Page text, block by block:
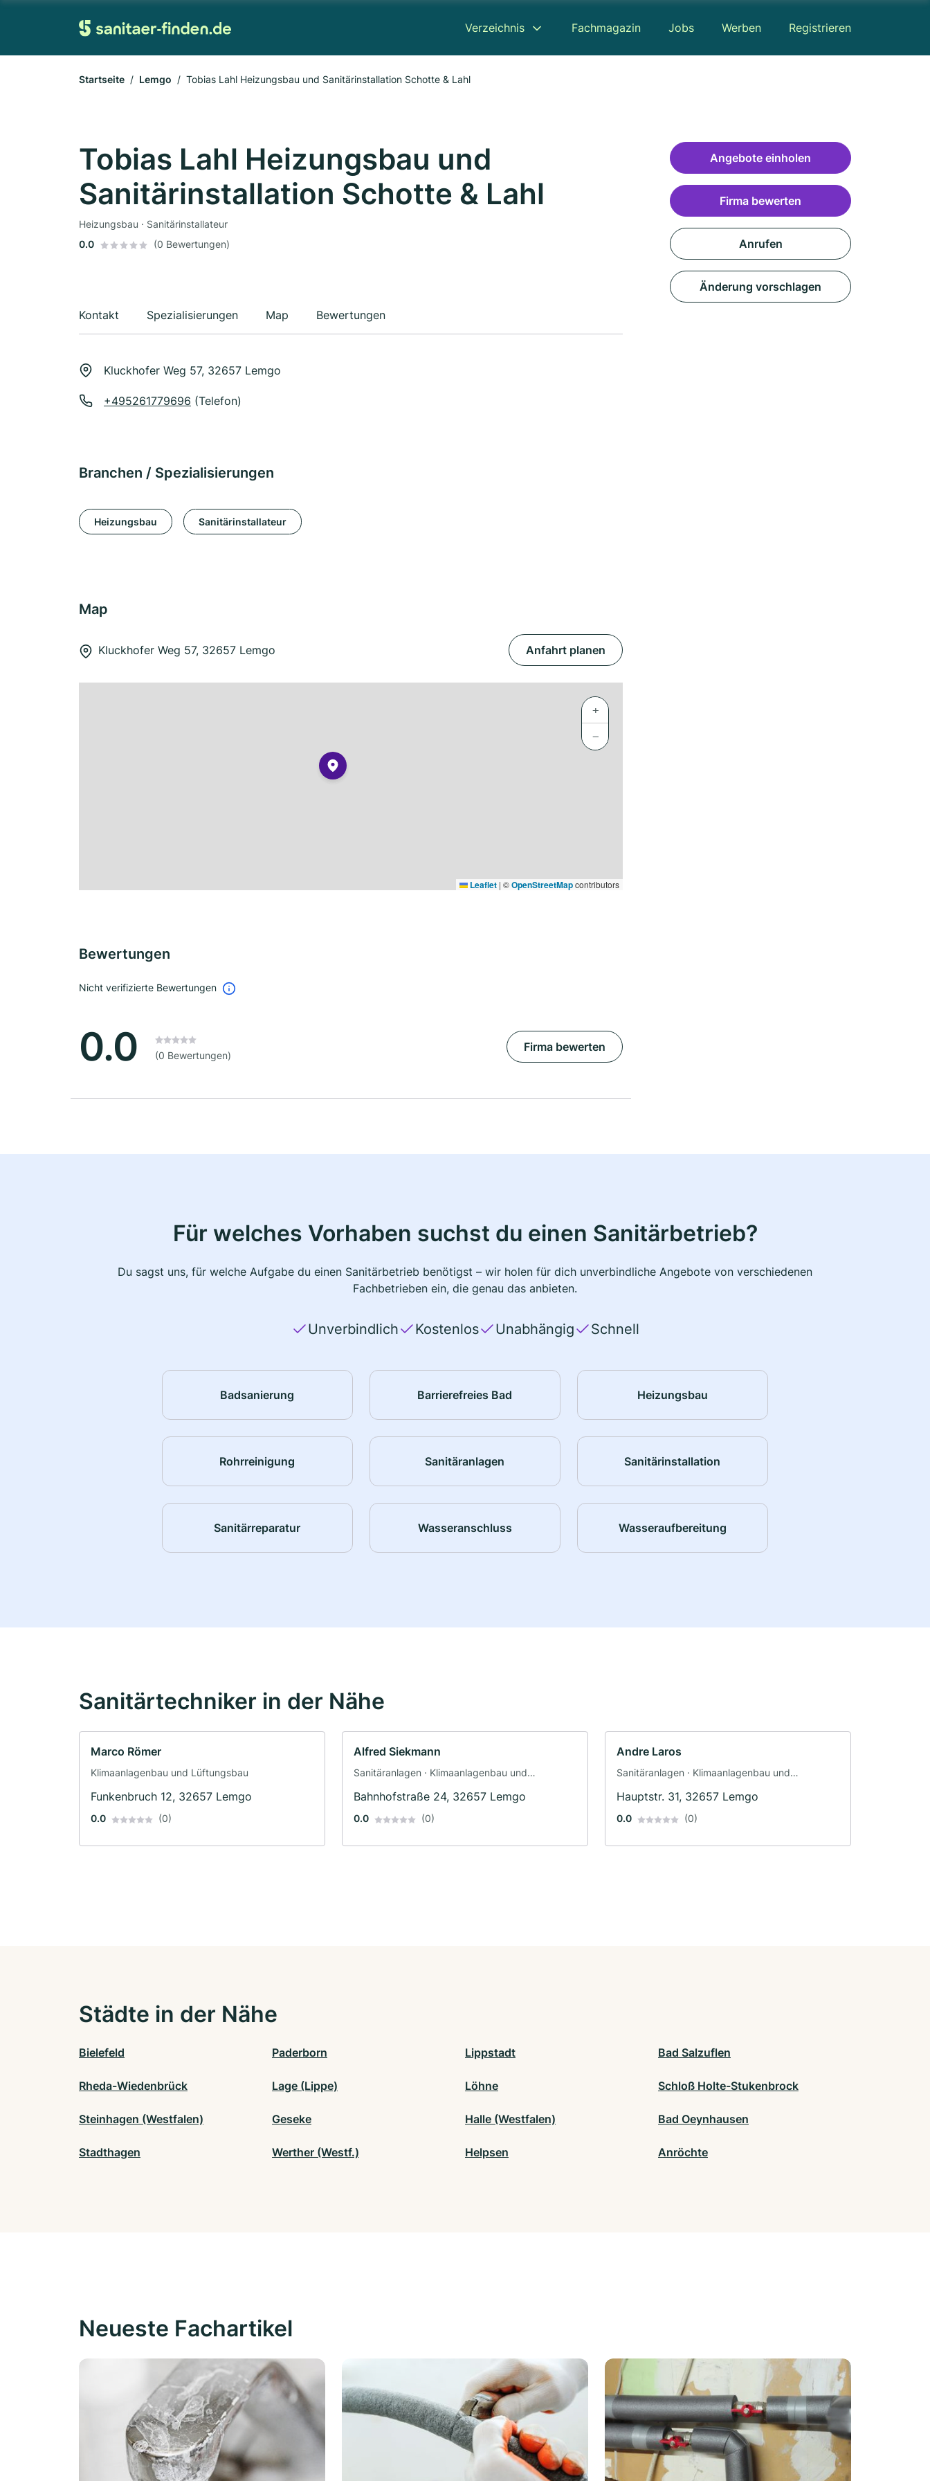
Verzeichnis Fachmagazin Jobs Werben Registrieren
Startseite Lemgo Tobias Lahl Heizungsbau und Sanitärinstallation Schotte & Lahl
Tobias Lahl Heizungsbau und
Sanitärinstallation Schotte & Lahl
Heizungsbau · Sanitärinstallateur
0.0
(0 Bewertungen)
Kontakt Spezialisierungen Map Bewertungen
Kluckhofer Weg 57, 32657 Lemgo
+495261779696 (Telefon)
Branchen / Spezialisierungen
Heizungsbau Sanitärinstallateur
Map
Kluckhofer Weg 57, 32657 Lemgo Anfahrt planen
+
−
Leaflet | ©OpenStreetMapcontributors
Bewertungen
Nicht verifizierte Bewertungen
0.0 (0 Bewertungen)
Firma bewerten
Angebote einholen
Firma bewerten
Anrufen
Änderung vorschlagen
Für welches Vorhaben suchst du einen Sanitärbetrieb?
Du sagst uns, für welche Aufgabe du einen Sanitärbetrieb benötigst – wir holen für dich unverbindliche Angebote von verschiedenen
Fachbetrieben ein, die genau das anbieten.
Unverbindlich Kostenlos Unabhängig Schnell
Badsanierung Barrierefreies Bad Heizungsbau
Rohrreinigung Sanitäranlagen Sanitärinstallation
Sanitärreparatur Wasseranschluss Wasseraufbereitung
Sanitärtechniker in der Nähe
Marco Römer
Klimaanlagenbau und Lüftungsbau
Funkenbruch 12, 32657 Lemgo
0.0 (0)
Alfred Siekmann
Sanitäranlagen · Klimaanlagenbau und
Bahnhofstraße 24, 32657 Lemgo
0.0 (0)
Andre Laros
Sanitäranlagen · Klimaanlagenbau und
Installation
Hauptstr. 31, 32657 Lemgo
0.0 (0)
Städte in der Nähe
Bielefeld Paderborn Lippstadt Bad Salzuflen
Rheda-Wiedenbrück Lage (Lippe) Löhne Schloß Holte-Stukenbrock
Steinhagen (Westfalen) Geseke Halle (Westfalen) Bad Oeynhausen
Stadthagen Werther (Westf.) Helpsen Anröchte
Neueste Fachartikel